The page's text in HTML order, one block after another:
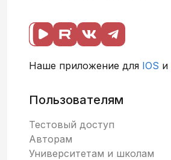
Наше приложение для IOS и
Пользователям
Тестовый доступ
Авторам
Университетам и школам